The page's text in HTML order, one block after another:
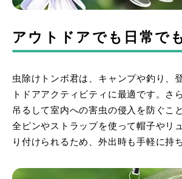
アウトドアでも日常で
虫除けトンボ君は、キャンプや釣り、
トドアアクティビティに最適です。さ
吊るして室内への害虫の侵入を防ぐこ
全ピンやストラップを使って帽子やリ
り付けられるため、外出時も手軽に持